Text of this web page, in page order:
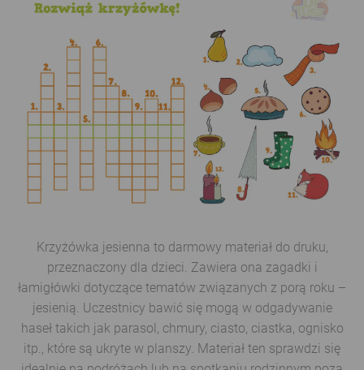
Krzyżówka jesienna to darmowy materiał do druku,
przeznaczony dla dzieci. Zawiera ona zagadki i
łamigłówki dotyczące tematów związanych z porą roku –
jesienią. Uczestnicy bawić się mogą w odgadywanie
haseł takich jak parasol, chmury, ciasto, ciastka, ognisko
itp., które są ukryte w planszy. Materiał ten sprawdzi się